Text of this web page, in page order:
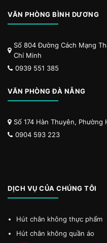
VĂN PHÒNG BÌNH DƯƠNG
Số 804 Đường Cách Mạng
Chí Minh
0939 551 385
VĂN PHÒNG ĐÀ NẴNG
Số 174 Hàn Thuyên, Phường
0904 593 223
DỊCH VỤ CỦA CHÚNG TÔI
Hút chân không thực phẩm
Hút chân không quần áo